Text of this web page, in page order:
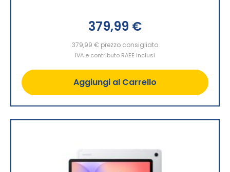
379,99 €
379,99 € prezzo consigliato
IVA e contributo RAEE inclusi
Aggiungi al Carrello